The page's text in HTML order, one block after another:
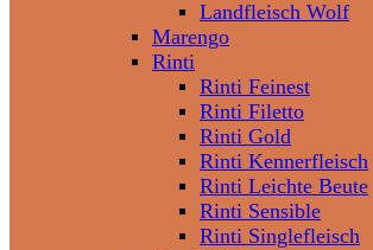
Landfleisch Wolf
Marengo
Rinti
Rinti Feinest
Rinti Filetto
Rinti Gold
Rinti Kennerfleisch
Rinti Leichte Beute
Rinti Sensible
Rinti Singlefleisch